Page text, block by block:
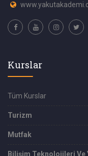
Kurslar
Tüm Kurslar
Turizm
Mutfak
Bilişim Teknolojileri Ve